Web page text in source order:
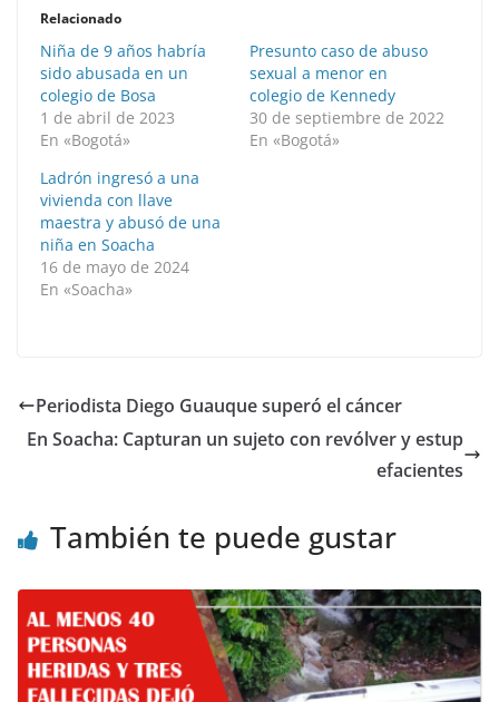
Relacionado
Niña de 9 años habría
sido abusada en un
colegio de Bosa
1 de abril de 2023
En «Bogotá»
Presunto caso de abuso
sexual a menor en
colegio de Kennedy
30 de septiembre de 2022
En «Bogotá»
Ladrón ingresó a una
vivienda con llave
maestra y abusó de una
niña en Soacha
16 de mayo de 2024
En «Soacha»
Periodista Diego Guauque superó el cáncer
En Soacha: Capturan un sujeto con revólver y estup
efacientes
También te puede gustar